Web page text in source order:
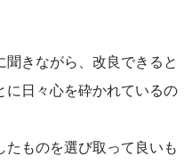
きながら、改良できると
に日々心を砕かれているの
ものを選び取って良いも